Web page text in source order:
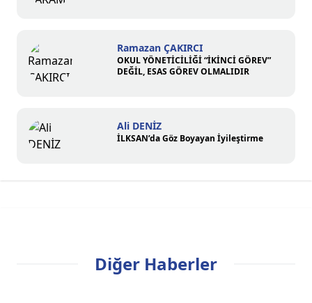
Ramazan ÇAKIRCI
OKUL YÖNETİCİLİĞİ “İKİNCİ GÖREV”
DEĞİL, ESAS GÖREV OLMALIDIR
Ali DENİZ
İLKSAN’da Göz Boyayan İyileştirme
Diğer Haberler